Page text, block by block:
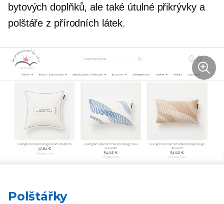
bytových doplňků, ale také útulné přikrývky a
polštáře z přírodních látek.
Polštářky